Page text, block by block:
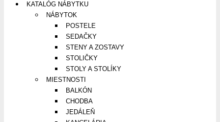
KATALÓG NÁBYTKU
NÁBYTOK
POSTELE
SEDAČKY
STENY A ZOSTAVY
STOLIČKY
STOLY A STOLÍKY
MIESTNOSTI
BALKÓN
CHODBA
JEDÁLEŇ